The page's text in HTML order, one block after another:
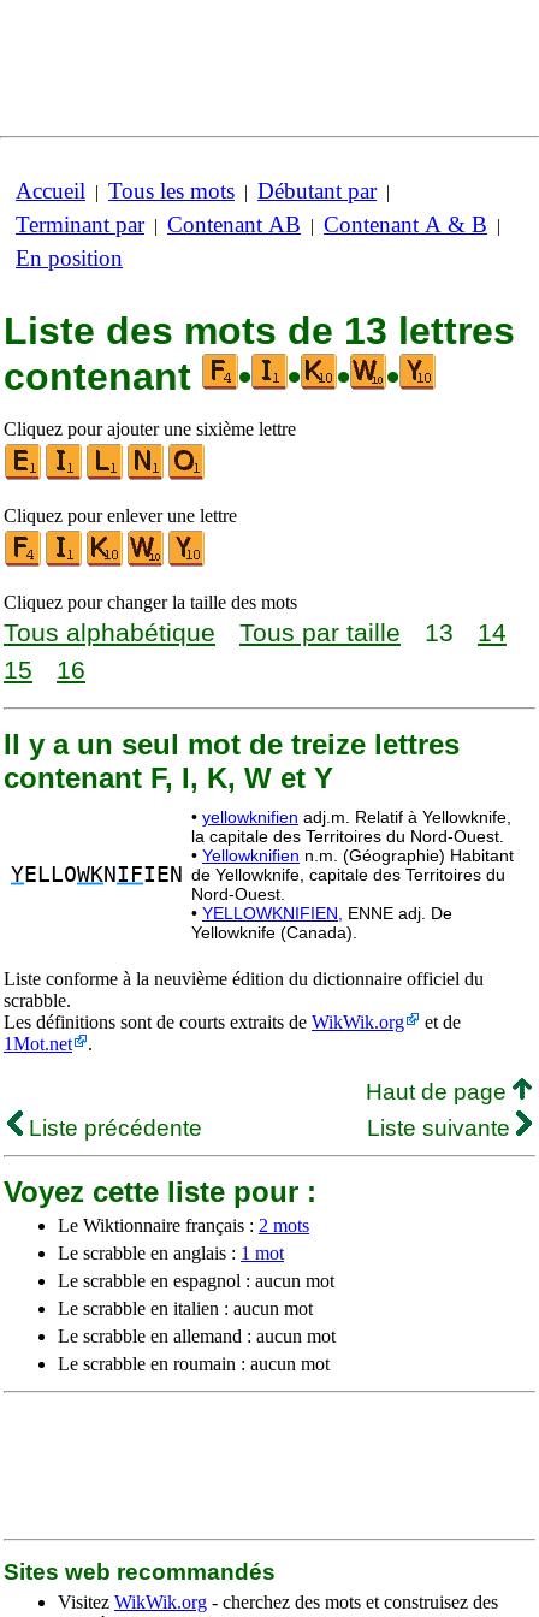
Accueil | Tous les mots | Débutant par|
Terminant par| Contenant AB | Contenant A & B |
En position
Liste des mots de 13 lettres
contenant
• • • •
Cliquez pour ajouter une sixième lettre
Cliquez pour enlever une lettre
Cliquez pour changer la taille des mots
Tous alphabétique Tous par taille 13
14
15
16
Il y a un seul mot de treize lettres
contenant F, I, K, W et Y
YELLOWKN IFIEN
• yellowknifien adj.m. Relatif à Yellowknife,
la capitale des Territoires du Nord-Ouest.
• Yellowknifien n.m. (Géographie) Habitant
de Yellowknife, capitale des Territoires du
Nord-Ouest.
• YELLOWKNIFIEN,
ENNE adj. De
Yellowknife (Canada).
Liste conforme à la neuvième édition du dictionnaire officiel du
scrabble.
Les définitions sont de courts extraits de WikWik.org
et de
1Mot.net
.
Haut de page
Liste précédente
Liste suivante
Voyez cette liste pour :
Le Wiktionnaire français : 2 mots
Le scrabble en anglais : 1 mot
Le scrabble en espagnol : aucun mot
Le scrabble en italien : aucun mot
Le scrabble en allemand : aucun mot
Le scrabble en roumain : aucun mot
Sites web recommandés
Visitez WikWik.org - cherchez des mots et construisez des